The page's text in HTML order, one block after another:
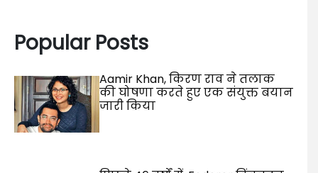
Popular Posts
Aamir Khan, किरण राव ने तलाक
की घोषणा करते हुए एक संयुक्त बयान
जारी किया